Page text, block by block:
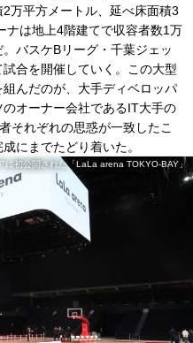
万平方メートル、延べ床面積3
ナは地上4階建てで収容者数1万
バスケBリーグ・千葉ジェッ
合を開催していく。この大型
んだのが、大手ディベロッパ
オーナー会社であるIT大手の
それぞれの思惑が一致したこ
にまでたどり着いた。
に初公開された「LaLa arena TOKYO-BAY」